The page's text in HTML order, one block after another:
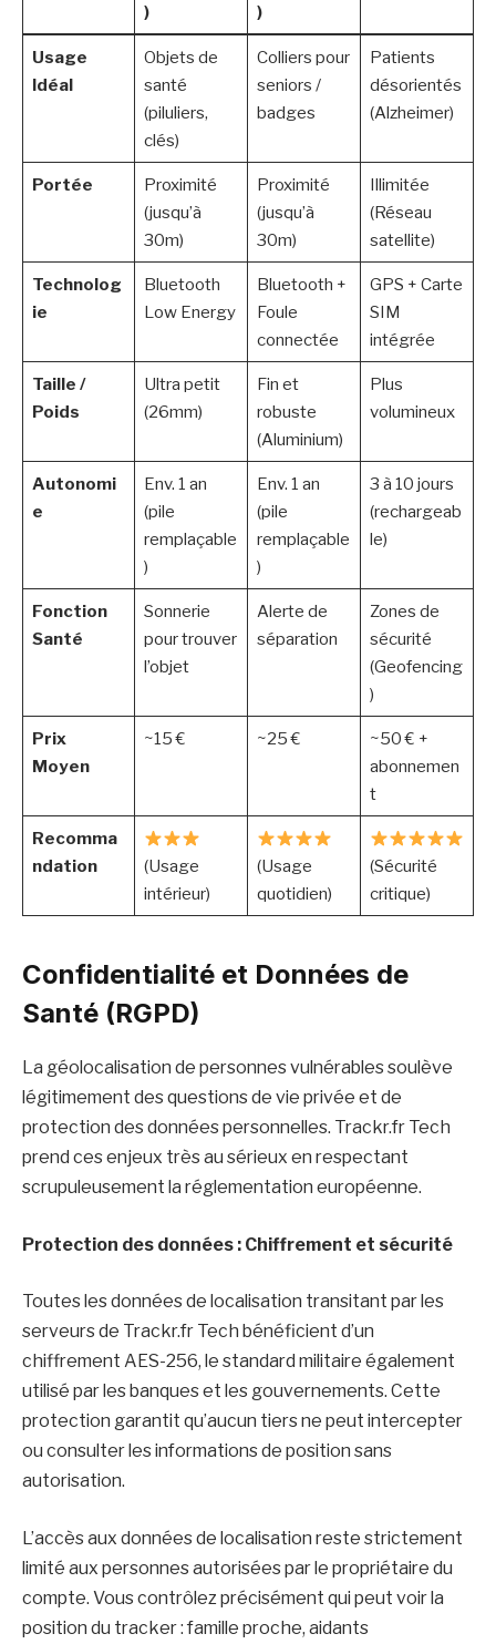
)
)
Usage
Idéal
Objets de
santé
(piluliers,
clés)
Colliers pour
seniors /
badges
Patients
désorientés
(Alzheimer)
Portée
Proximité
(jusqu’à
30m)
Proximité
(jusqu’à
30m)
Illimitée
(Réseau
satellite)
Technolog
ie
Bluetooth
Low Energy
Bluetooth +
Foule
connectée
GPS + Carte
SIM
intégrée
Taille /
Poids
Ultra petit
(26mm)
Fin et
robuste
(Aluminium)
Plus
volumineux
Autonomi
e
Env. 1 an
(pile
remplaçable
)
Env. 1 an
(pile
remplaçable
)
3 à 10 jours
(rechargeab
le)
Fonction
Santé
Sonnerie
pour trouver
l’objet
Alerte de
séparation
Zones de
sécurité
(Geofencing
)
Prix
Moyen
~15 € ~25 €
~50 € +
abonnemen
t
Recomma
ndation
(Usage
intérieur)
(Usage
quotidien)
(Sécurité
critique)
Confidentialité et Données de
Santé (RGPD)
La géolocalisation de personnes vulnérables soulève
légitimement des questions de vie privée et de
protection des données personnelles. Trackr.fr Tech
prend ces enjeux très au sérieux en respectant
scrupuleusement la réglementation européenne.
Protection des données : Chiffrement et sécurité
Toutes les données de localisation transitant par les
serveurs de Trackr.fr Tech bénéficient d’un
chiffrement AES-256, le standard militaire également
utilisé par les banques et les gouvernements. Cette
protection garantit qu’aucun tiers ne peut intercepter
ou consulter les informations de position sans
autorisation.
L’accès aux données de localisation reste strictement
limité aux personnes autorisées par le propriétaire du
compte. Vous contrôlez précisément qui peut voir la
position du tracker : famille proche, aidants